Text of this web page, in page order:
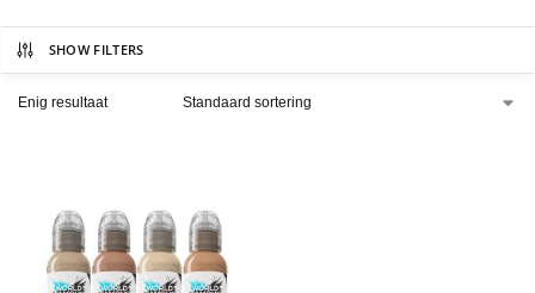
SHOW FILTERS
Enig resultaat